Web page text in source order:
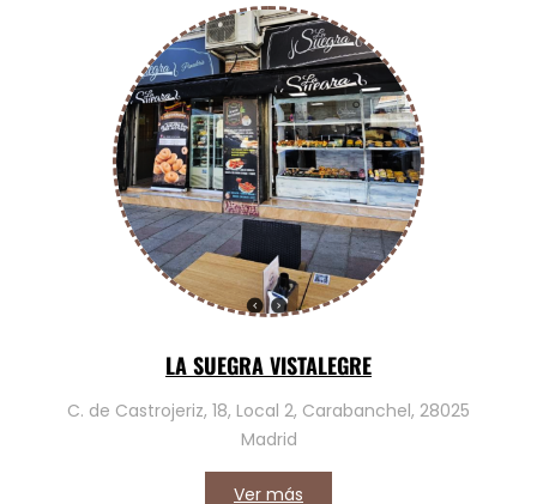
LA SUEGRA VISTALEGRE
C. de Castrojeriz, 18, Local 2, Carabanchel, 28025
Madrid
Ver más